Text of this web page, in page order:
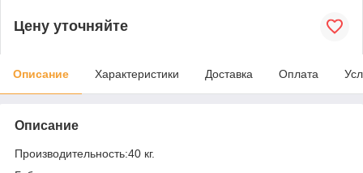
Цену уточняйте
Описание Характеристики Доставка Оплата
Описание
Производительность:40 кг.